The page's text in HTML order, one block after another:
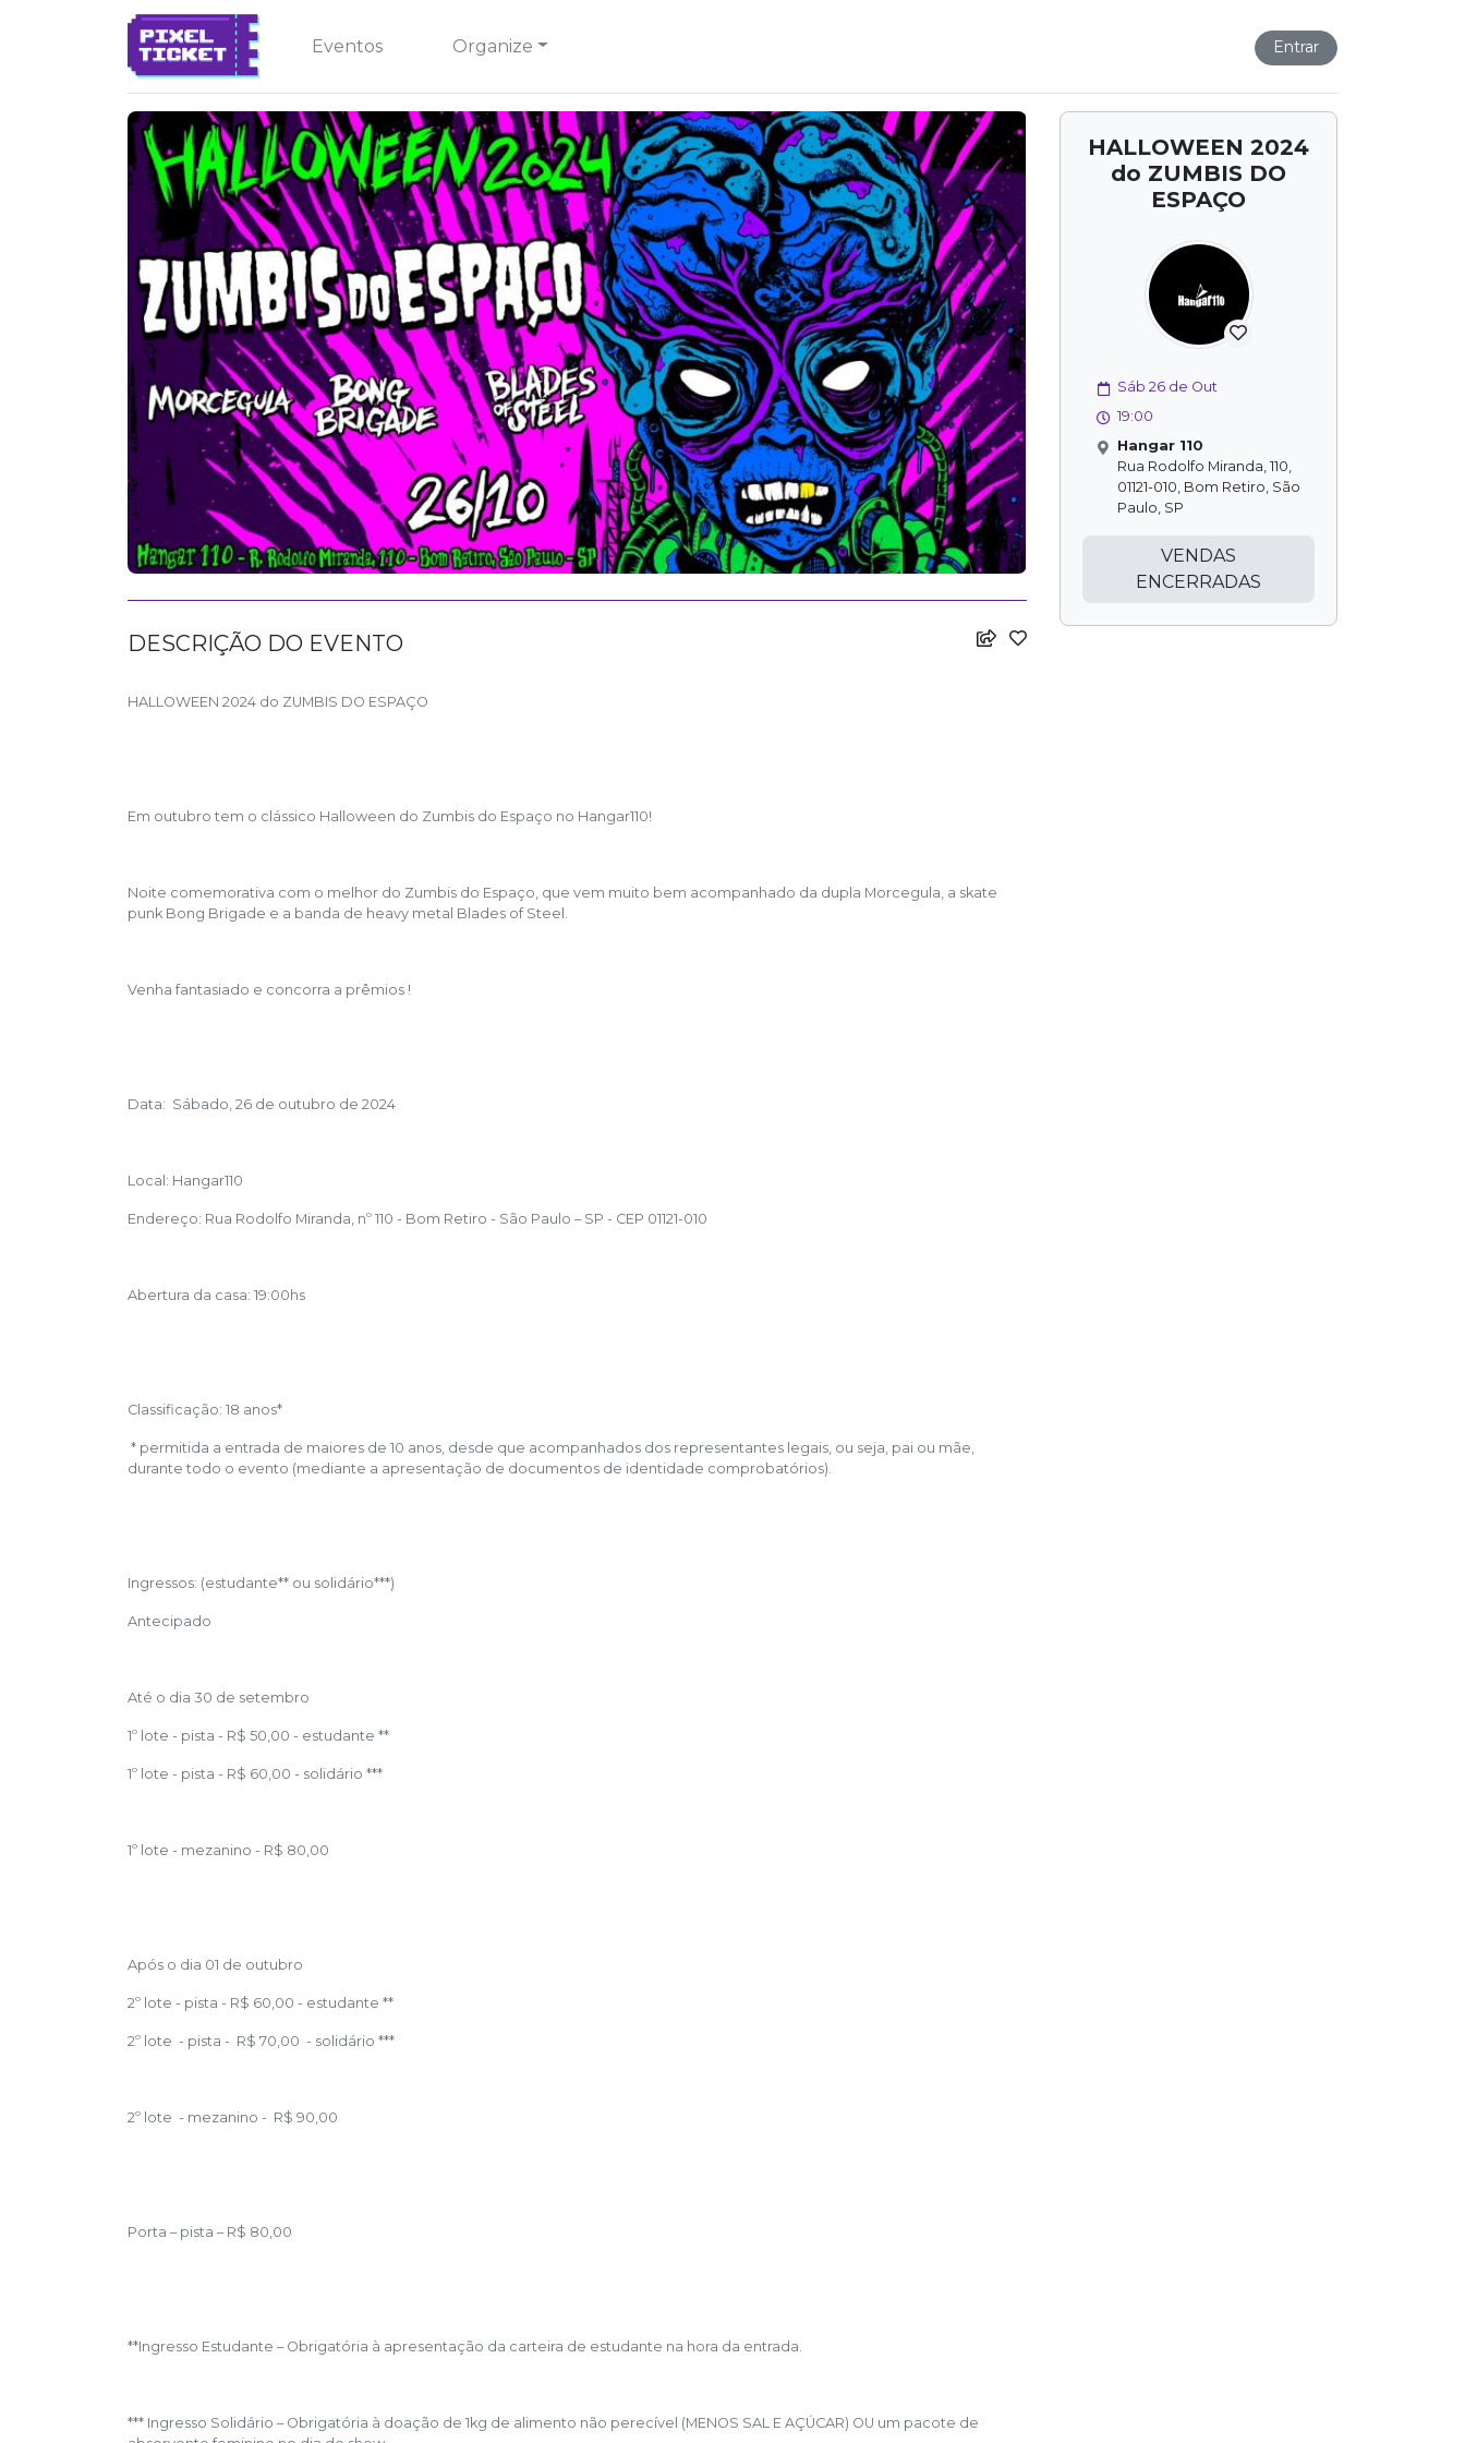
Eventos Organize Entrar
HALLOWEEN 2024
do ZUMBIS DO
ESPAÇO
Sáb 26 de Out
19:00
Hangar 110
Rua Rodolfo Miranda, 110,
01121-010, Bom Retiro, São
Paulo, SP
VENDAS
ENCERRADAS
DESCRIÇÃO DO EVENTO
HALLOWEEN 2024 do ZUMBIS DO ESPAÇO
Em outubro tem o clássico Halloween do Zumbis do Espaço no Hangar110!
Noite comemorativa com o melhor do Zumbis do Espaço, que vem muito bem acompanhado da dupla Morcegula, a skate
punk Bong Brigade e a banda de heavy metal Blades of Steel.
Venha fantasiado e concorra a prêmios !
Data: Sábado, 26 de outubro de 2024
Local: Hangar110
Endereço: Rua Rodolfo Miranda, nº 110 - Bom Retiro - São Paulo – SP - CEP 01121-010
Abertura da casa: 19:00hs
Classificação: 18 anos*
* permitida a entrada de maiores de 10 anos, desde que acompanhados dos representantes legais, ou seja, pai ou mãe,
durante todo o evento (mediante a apresentação de documentos de identidade comprobatórios).
Ingressos: (estudante** ou solidário***)
Antecipado
Até o dia 30 de setembro
1º lote - pista - R$ 50,00 - estudante **
1º lote - pista - R$ 60,00 - solidário ***
1º lote - mezanino - R$ 80,00
Após o dia 01 de outubro
2º lote - pista - R$ 60,00 - estudante **
2º lote - pista - R$ 70,00 - solidário ***
2º lote - mezanino - R$ 90,00
Porta – pista – R$ 80,00
**Ingresso Estudante – Obrigatória à apresentação da carteira de estudante na hora da entrada.
*** Ingresso Solidário – Obrigatória à doação de 1kg de alimento não perecível (MENOS SAL E AÇÚCAR) OU um pacote de